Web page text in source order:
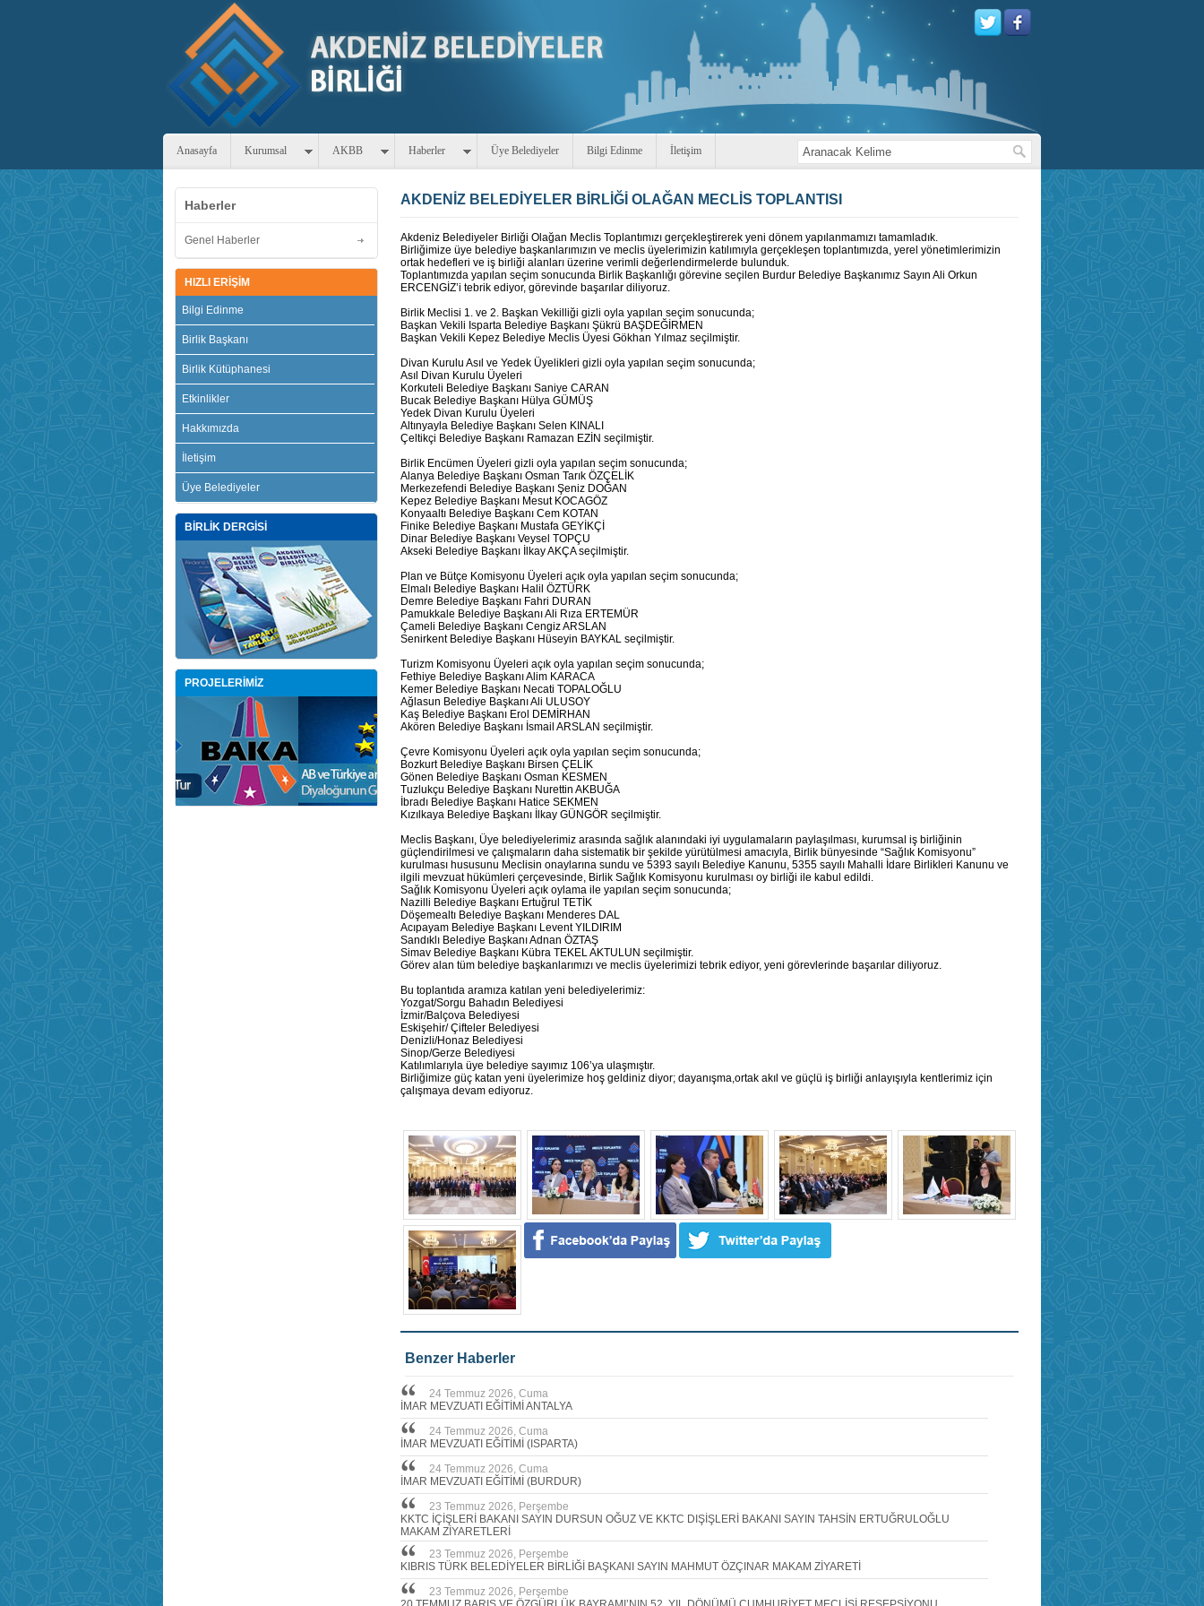
Anasayfa Kurumsal AKBB Haberler Üye Belediyeler Bilgi Edinme İletişim
Haberler
Genel Haberler
HIZLI ERİŞİM
Bilgi Edinme
Birlik Başkanı
Birlik Kütüphanesi
Etkinlikler
Hakkımızda
İletişim
Üye Belediyeler
BİRLİK DERGİSİ
PROJELERİMİZ
AKDENİZ BELEDİYELER BİRLİĞİ OLAĞAN MECLİS TOPLANTISI
Akdeniz Belediyeler Birliği Olağan Meclis Toplantımızı gerçekleştirerek yeni dönem yapılanmamızı tamamladık.
Birliğimize üye belediye başkanlarımızın ve meclis üyelerimizin katılımıyla gerçekleşen toplantımızda, yerel yönetimlerimizin
ortak hedefleri ve iş birliği alanları üzerine verimli değerlendirmelerde bulunduk.
Toplantımızda yapılan seçim sonucunda Birlik Başkanlığı görevine seçilen Burdur Belediye Başkanımız Sayın Ali Orkun
ERCENGİZ’i tebrik ediyor, görevinde başarılar diliyoruz.
Birlik Meclisi 1. ve 2. Başkan Vekilliği gizli oyla yapılan seçim sonucunda;
Başkan Vekili Isparta Belediye Başkanı Şükrü BAŞDEĞİRMEN
Başkan Vekili Kepez Belediye Meclis Üyesi Gökhan Yılmaz seçilmiştir.
Divan Kurulu Asıl ve Yedek Üyelikleri gizli oyla yapılan seçim sonucunda;
Asıl Divan Kurulu Üyeleri
Korkuteli Belediye Başkanı Saniye CARAN
Bucak Belediye Başkanı Hülya GÜMÜŞ
Yedek Divan Kurulu Üyeleri
Altınyayla Belediye Başkanı Selen KINALI
Çeltikçi Belediye Başkanı Ramazan EZİN seçilmiştir.
Birlik Encümen Üyeleri gizli oyla yapılan seçim sonucunda;
Alanya Belediye Başkanı Osman Tarık ÖZÇELİK
Merkezefendi Belediye Başkanı Şeniz DOĞAN
Kepez Belediye Başkanı Mesut KOCAGÖZ
Konyaaltı Belediye Başkanı Cem KOTAN
Finike Belediye Başkanı Mustafa GEYİKÇİ
Dinar Belediye Başkanı Veysel TOPÇU
Akseki Belediye Başkanı İlkay AKÇA seçilmiştir.
Plan ve Bütçe Komisyonu Üyeleri açık oyla yapılan seçim sonucunda;
Elmalı Belediye Başkanı Halil ÖZTÜRK
Demre Belediye Başkanı Fahri DURAN
Pamukkale Belediye Başkanı Ali Rıza ERTEMÜR
Çameli Belediye Başkanı Cengiz ARSLAN
Senirkent Belediye Başkanı Hüseyin BAYKAL seçilmiştir.
Turizm Komisyonu Üyeleri açık oyla yapılan seçim sonucunda;
Fethiye Belediye Başkanı Alim KARACA
Kemer Belediye Başkanı Necati TOPALOĞLU
Ağlasun Belediye Başkanı Ali ULUSOY
Kaş Belediye Başkanı Erol DEMİRHAN
Akören Belediye Başkanı İsmail ARSLAN seçilmiştir.
Çevre Komisyonu Üyeleri açık oyla yapılan seçim sonucunda;
Bozkurt Belediye Başkanı Birsen ÇELİK
Gönen Belediye Başkanı Osman KESMEN
Tuzlukçu Belediye Başkanı Nurettin AKBUĞA
İbradı Belediye Başkanı Hatice SEKMEN
Kızılkaya Belediye Başkanı İlkay GÜNGÖR seçilmiştir.
Meclis Başkanı, Üye belediyelerimiz arasında sağlık alanındaki iyi uygulamaların paylaşılması, kurumsal iş birliğinin
güçlendirilmesi ve çalışmaların daha sistematik bir şekilde yürütülmesi amacıyla, Birlik bünyesinde “Sağlık Komisyonu”
kurulması hususunu Meclisin onaylarına sundu ve 5393 sayılı Belediye Kanunu, 5355 sayılı Mahalli İdare Birlikleri Kanunu ve
ilgili mevzuat hükümleri çerçevesinde, Birlik Sağlık Komisyonu kurulması oy birliği ile kabul edildi.
Sağlık Komisyonu Üyeleri açık oylama ile yapılan seçim sonucunda;
Nazilli Belediye Başkanı Ertuğrul TETİK
Döşemealtı Belediye Başkanı Menderes DAL
Acıpayam Belediye Başkanı Levent YILDIRIM
Sandıklı Belediye Başkanı Adnan ÖZTAŞ
Simav Belediye Başkanı Kübra TEKEL AKTULUN seçilmiştir.
Görev alan tüm belediye başkanlarımızı ve meclis üyelerimizi tebrik ediyor, yeni görevlerinde başarılar diliyoruz.
Bu toplantıda aramıza katılan yeni belediyelerimiz:
Yozgat/Sorgu Bahadın Belediyesi
İzmir/Balçova Belediyesi
Eskişehir/ Çifteler Belediyesi
Denizli/Honaz Belediyesi
Sinop/Gerze Belediyesi
Katılımlarıyla üye belediye sayımız 106’ya ulaşmıştır.
Birliğimize güç katan yeni üyelerimize hoş geldiniz diyor; dayanışma,ortak akıl ve güçlü iş birliği anlayışıyla kentlerimiz için
çalışmaya devam ediyoruz.
Benzer Haberler
24 Temmuz 2026, Cuma
İMAR MEVZUATI EĞİTİMİ ANTALYA
24 Temmuz 2026, Cuma
İMAR MEVZUATI EĞİTİMİ (ISPARTA)
24 Temmuz 2026, Cuma
İMAR MEVZUATI EĞİTİMİ (BURDUR)
23 Temmuz 2026, Perşembe
KKTC İÇİŞLERİ BAKANI SAYIN DURSUN OĞUZ VE KKTC DIŞİŞLERİ BAKANI SAYIN TAHSİN ERTUĞRULOĞLU
MAKAM ZİYARETLERİ
23 Temmuz 2026, Perşembe
KIBRIS TÜRK BELEDİYELER BİRLİĞİ BAŞKANI SAYIN MAHMUT ÖZÇINAR MAKAM ZİYARETİ
23 Temmuz 2026, Perşembe